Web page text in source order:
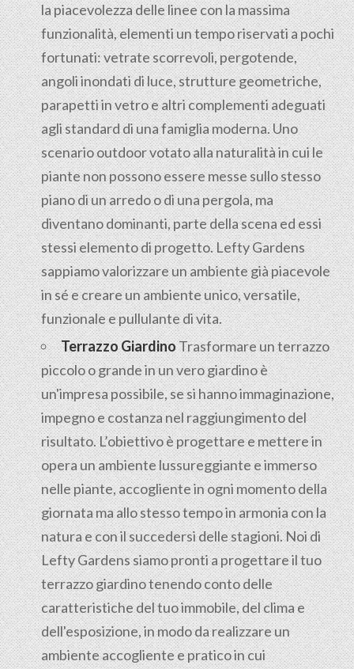
la piacevolezza delle linee con la massima
funzionalità, elementi un tempo riservati a pochi
fortunati: vetrate scorrevoli, pergotende,
angoli inondati di luce, strutture geometriche,
parapetti in vetro e altri complementi adeguati
agli standard di una famiglia moderna. Uno
scenario outdoor votato alla naturalità in cui le
piante non possono essere messe sullo stesso
piano di un arredo o di una pergola, ma
diventano dominanti, parte della scena ed essi
stessi elemento di progetto. Lefty Gardens
sappiamo valorizzare un ambiente già piacevole
in sé e creare un ambiente unico, versatile,
funzionale e pullulante di vita.
Terrazzo GiardinoTrasformare un terrazzo
piccolo o grande in un vero giardino è
un'impresa possibile, se si hanno immaginazione,
impegno e costanza nel raggiungimento del
risultato. L’obiettivo è progettare e mettere in
opera un ambiente lussureggiante e immerso
nelle piante, accogliente in ogni momento della
giornata ma allo stesso tempo in armonia con la
natura e con il succedersi delle stagioni. Noi di
Lefty Gardens siamo pronti a progettare il tuo
terrazzo giardino tenendo conto delle
caratteristiche del tuo immobile, del clima e
dell'esposizione, in modo da realizzare un
ambiente accogliente e pratico in cui